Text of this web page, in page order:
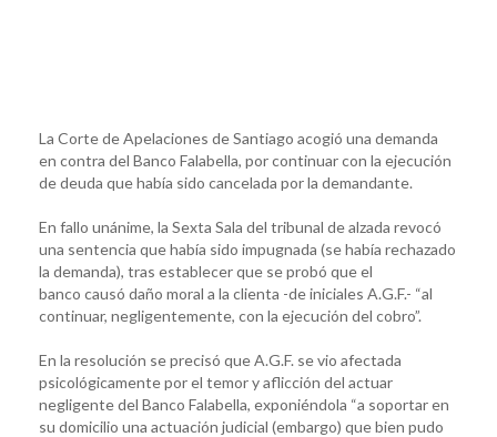
La Corte de Apelaciones de Santiago acogió una demanda
en contra del Banco Falabella, por continuar con la ejecución
de deuda que había sido cancelada por la demandante.
En fallo unánime, la Sexta Sala del tribunal de alzada revocó
una sentencia que había sido impugnada (se había rechazado
la demanda), tras establecer que se probó que el
banco causó daño moral a la clienta -de iniciales A.G.F.- “al
continuar, negligentemente, con la ejecución del cobro”.
En la resolución se precisó que A.G.F. se vio afectada
psicológicamente por el temor y aflicción del actuar
negligente del Banco Falabella, exponiéndola “a soportar en
su domicilio una actuación judicial (embargo) que bien pudo